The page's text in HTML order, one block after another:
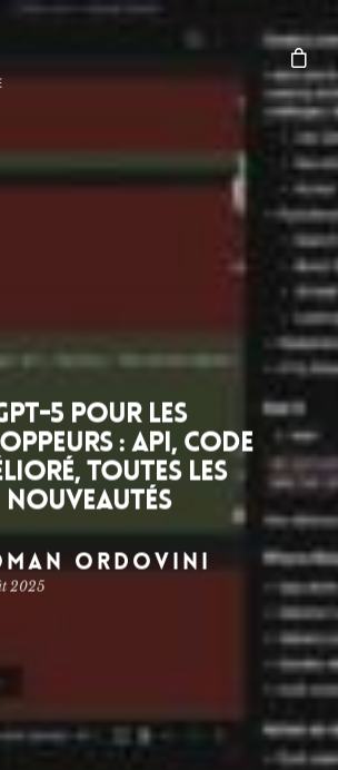
5 pour les
: API, code
toutes les
nouveautés
Ordovini
2025